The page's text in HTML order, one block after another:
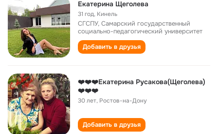
Екатерина Щеголева
31 год, Кинель
СГСПУ, Самарский государственный
социально-педагогический университет
Добавить в друзья
❤️❤️❤️Екатерина Русакова(Щеголева)
❤️❤️❤️
30 лет, Ростов-на-Дону
Добавить в друзья